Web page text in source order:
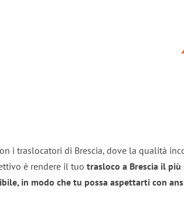
i traslocatori di Brescia, dove la qualità
è rendere il tuo trasloco a Brescia il
in modo che tu possa aspettarti con